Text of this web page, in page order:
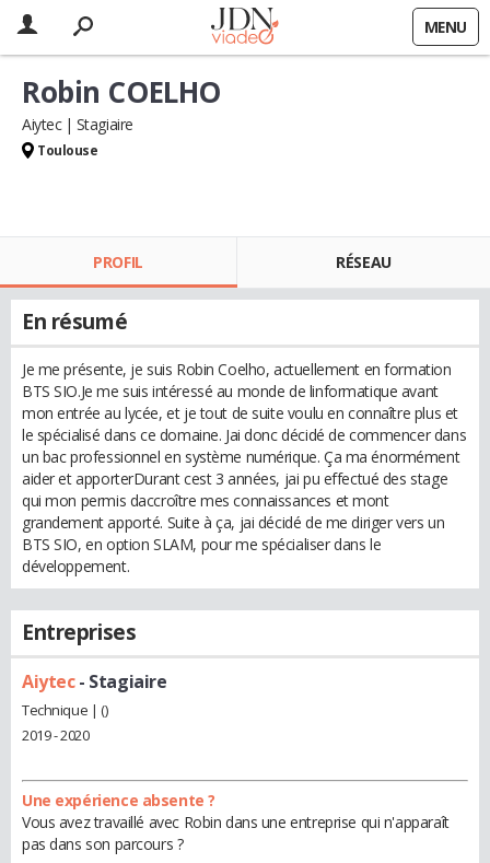
MENU
Robin COELHO
Aiytec Stagiaire
Toulouse
PROFIL RÉSEAU
En résumé
Je me présente, je suis Robin Coelho, actuellement en formation
BTS SIO.Je me suis intéressé au monde de linformatique avant
mon entrée au lycée, et je tout de suite voulu en connaître plus et
le spécialisé dans ce domaine. Jai donc décidé de commencer dans
un bac professionnel en système numérique. Ça ma énormément
aider et apporterDurant cest 3 années, jai pu effectué des stage
qui mon permis daccroître mes connaissances et mont
grandement apporté. Suite à ça, jai décidé de me diriger vers un
BTS SIO, en option SLAM, pour me spécialiser dans le
développement.
Entreprises
Aiytec- Stagiaire
Technique | ()
2019 - 2020
Une expérience absente ?
Vous avez travaillé avec Robin dans une entreprise qui n'apparaît
pas dans son parcours ?